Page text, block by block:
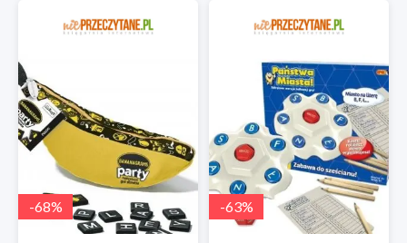
-68% -63%